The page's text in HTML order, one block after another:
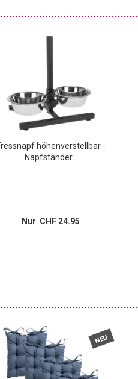
höhenverstellbar -
Napfständer...
Nur CHF 24.95
NEU